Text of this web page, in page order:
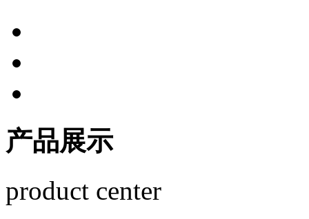
产品展示
product center